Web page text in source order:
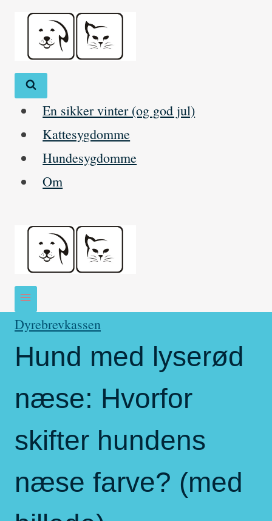
content
En sikker vinter (og god jul)
Kattesygdomme
Hundesygdomme
Om
Dyrebrevkassen
Hund med lyserød
næse: Hvorfor
skifter hundens
næse farve? (med